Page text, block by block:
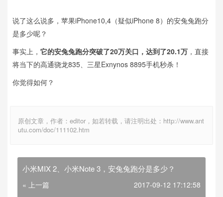
说了这么说多，苹果iPhone10,4（疑似iPhone 8）的安兔兔跑分
是多少呢？
事实上， 它的安兔兔跑分突破了20万关口，达到了20.1万 ，直接
将当下的高通骁龙835、三星Exnynos 8895手机秒杀！
你觉得如何？
原创文章，作者：editor，如若转载，请注明出处：http://www.ant
utu.com/doc/111102.htm
小米MIX 2、小米Note 3，安兔兔跑分是多少？
« 上一篇 2017-09-12 17:12:58